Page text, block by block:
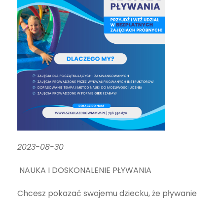
2023-08-30
NAUKA I DOSKONALENIE PŁYWANIA
Chcesz pokazać swojemu dziecku, że pływanie